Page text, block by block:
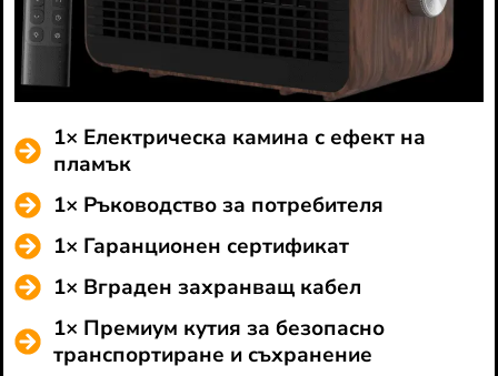
1× Електрическа камина с ефект на
пламък
1× Ръководство за потребителя
1× Гаранционен сертификат
1× Вграден захранващ кабел
1× Премиум кутия за безопасно
транспортиране и съхранение